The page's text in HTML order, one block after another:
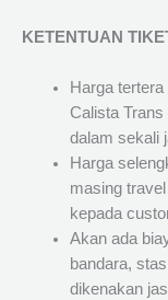
KETENTUAN
Harga
Calista
dalam sekali
Harga
masing
kepada
Akan ada
bandara,
dikenakan